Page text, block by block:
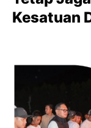
Kesatuan